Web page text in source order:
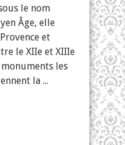
le nom
Âge, elle
et
le XIIe et XIIIe
les
la ...